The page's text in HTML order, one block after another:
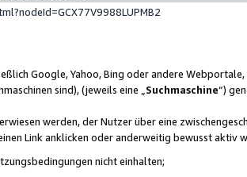
Google, Yahoo, Bing oder andere
sind), (jeweils eine „ Suchmaschine“)
werden, der Nutzer über eine
Link anklicken oder anderweitig bewusst aktiv
nicht einhalten;